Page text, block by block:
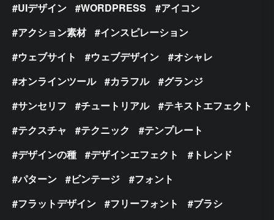
UIデザイン
WORDPRESS
アイコン
アクション素材
インスピレーション
ウェブサイト
ウェブデザイン
オシャレ
オンラインツール
カラフル
グランジ
サンセリフ
チュートリアル
テキストエフェクト
テクスチャ
テクニック
テンプレート
デザインの種
デザインエフェクト
トレンド
パターン
ビンテージ
フォント
フラットデザイン
フリーフォント
ブラシ